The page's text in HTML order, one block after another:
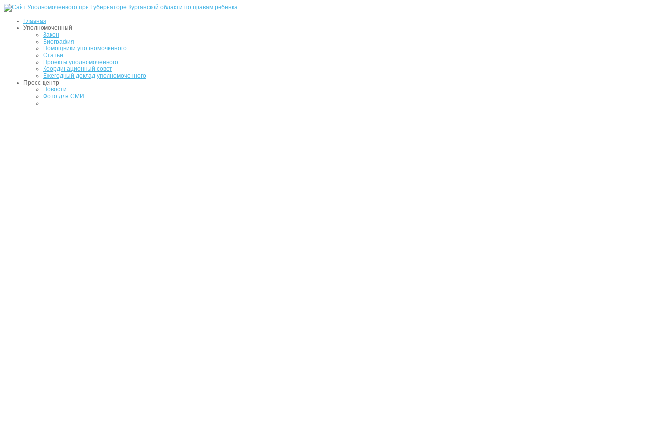
Главная
Уполномоченный
Закон
Биография
Помощники уполномоченного
Статьи
Проекты уполномоченного
Координационный совет
Ежегодный доклад уполномоченного
Пресс-центр
Новости
Фото для СМИ